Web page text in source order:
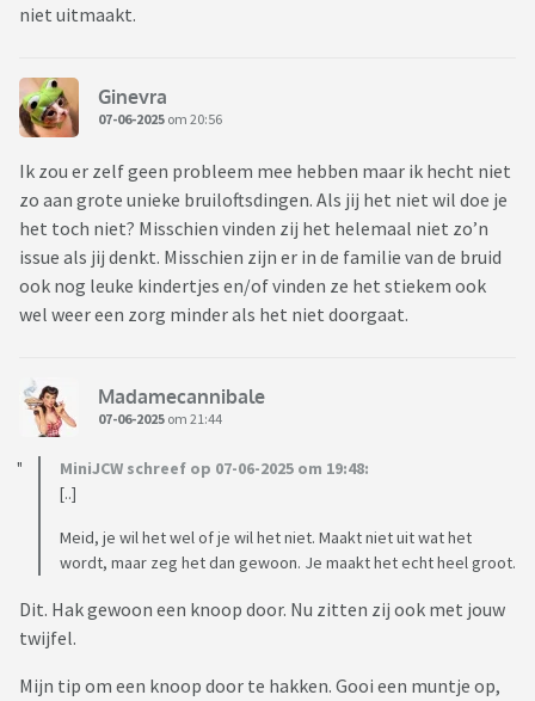
niet uitmaakt.
Ginevra
07-06-2025 om 20:56
Ik zou er zelf geen probleem mee hebben maar ik hecht niet
zo aan grote unieke bruiloftsdingen. Als jij het niet wil doe je
het toch niet? Misschien vinden zij het helemaal niet zo’n
issue als jij denkt. Misschien zijn er in de familie van de bruid
ook nog leuke kindertjes en/of vinden ze het stiekem ook
wel weer een zorg minder als het niet doorgaat.
Madamecannibale
07-06-2025 om 21:44
MiniJCW schreef op 07-06-2025 om 19:48:
[..]
Meid, je wil het wel of je wil het niet. Maakt niet uit wat het
wordt, maar zeg het dan gewoon. Je maakt het echt heel groot.
Dit. Hak gewoon een knoop door. Nu zitten zij ook met jouw
twijfel.
Mijn tip om een knoop door te hakken. Gooi een muntje op,